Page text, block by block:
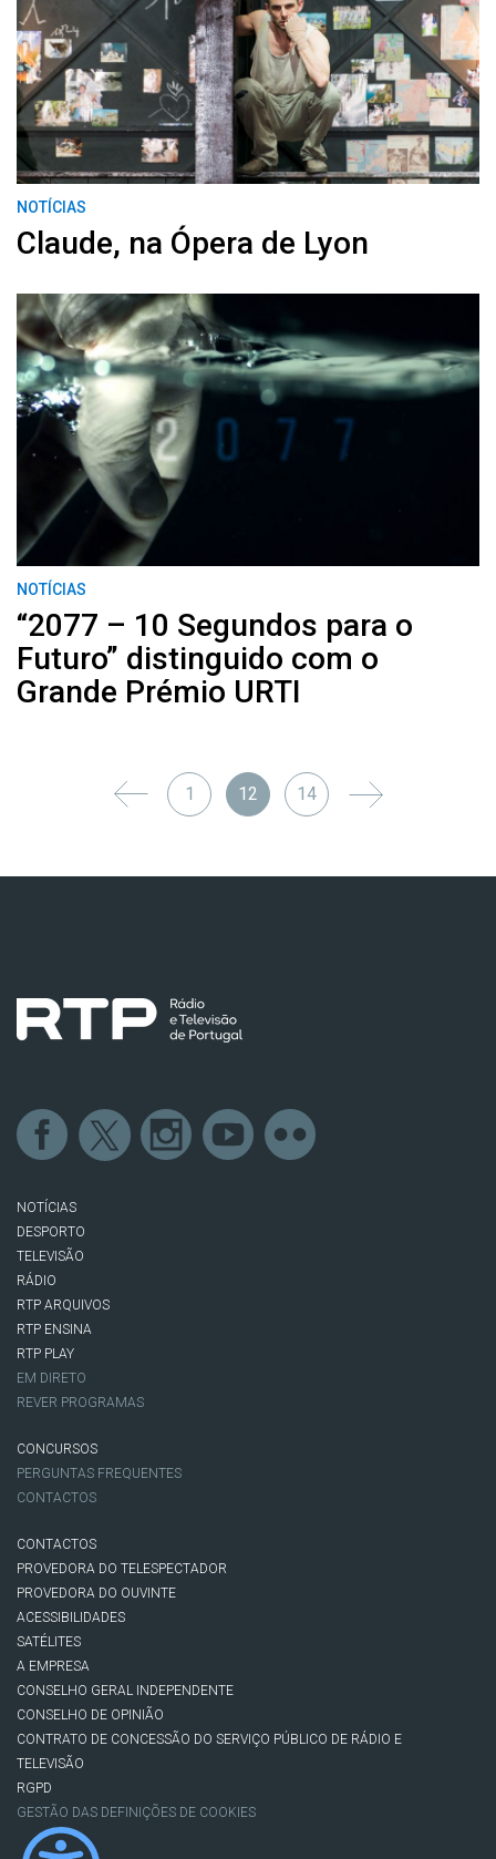
NOTÍCIAS
Claude, na Ópera de Lyon
NOTÍCIAS
“2077 – 10 Segundos para o
Futuro” distinguido com o
Grande Prémio URTI
1 12 14
NOTÍCIAS
DESPORTO
TELEVISÃO
RÁDIO
RTP ARQUIVOS
RTP ENSINA
RTP PLAY
EM DIRETO
REVER PROGRAMAS
CONCURSOS
PERGUNTAS FREQUENTES
CONTACTOS
CONTACTOS
PROVEDORA DO TELESPECTADOR
PROVEDORA DO OUVINTE
ACESSIBILIDADES
SATÉLITES
A EMPRESA
CONSELHO GERAL INDEPENDENTE
CONSELHO DE OPINIÃO
CONTRATO DE CONCESSÃO DO SERVIÇO PÚBLICO DE RÁDIO E
TELEVISÃO
RGPD
GESTÃO DAS DEFINIÇÕES DE COOKIES